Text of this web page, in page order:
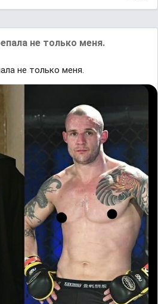
не только меня.
не только меня.